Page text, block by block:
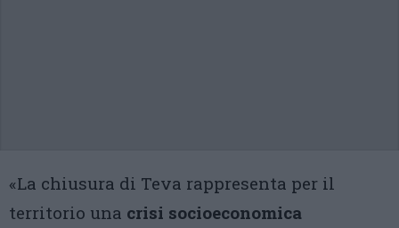
«La chiusura di Teva rappresenta per il
territorio una crisi socioeconomica